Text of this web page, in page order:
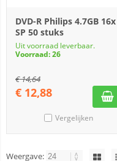
DVD-R Philips 4.7GB 16x
SP 50 stuks
Uit voorraad leverbaar.
Voorraad: 26
€14,64
€ 12,88
Vergelijken
Weergave: